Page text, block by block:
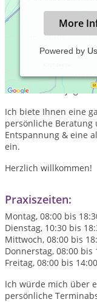
More
Powered by
Ich habe mich auf
Therapeutische
auch Kinder &
Ich biete Ihnen eine
persönliche Beratung
Entspannung & eine
ein.
Herzlich willkommen!
Praxiszeiten:
Montag, 08:00 bis
Dienstag, 10:30 bis
Mittwoch, 08:00 bis
Donnerstag, 08:00 bis
Freitag, 08:00 bis
Ich würde mich über
persönliche